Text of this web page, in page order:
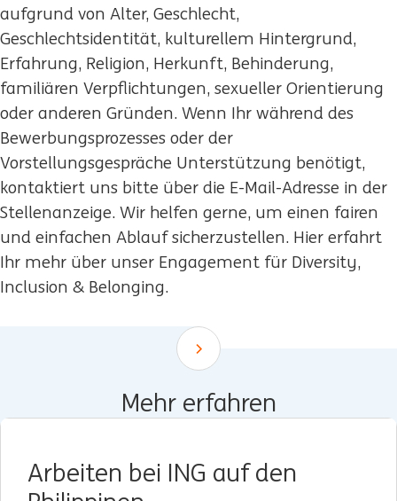
aufgrund von Alter, Geschlecht,
Geschlechtsidentität, kulturellem Hintergrund,
Erfahrung, Religion, Herkunft, Behinderung,
familiären Verpflichtungen, sexueller Orientierung
oder anderen Gründen. Wenn Ihr während des
Bewerbungsprozesses oder der
Vorstellungsgespräche Unterstützung benötigt,
kontaktiert uns bitte über die E-Mail-Adresse in der
Stellenanzeige. Wir helfen gerne, um einen fairen
und einfachen Ablauf sicherzustellen. Hier erfahrt
Ihr mehr über unser Engagement für Diversity,
Inclusion & Belonging.
Scroll down
Mehr erfahren
Arbeiten bei ING auf den